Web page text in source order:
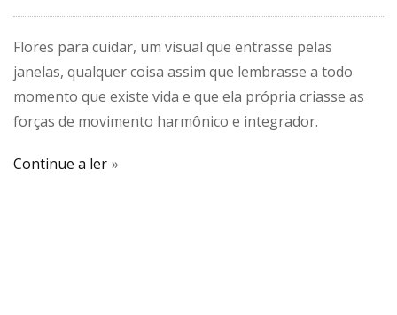
Flores para cuidar, um visual que entrasse pelas
janelas, qualquer coisa assim que lembrasse a todo
momento que existe vida e que ela própria criasse as
forças de movimento harmônico e integrador.
Continue a ler